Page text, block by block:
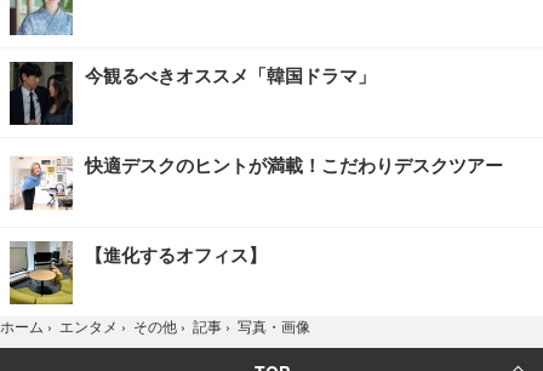
今観るべきオススメ「韓国ドラマ」
快適デスクのヒントが満載！こだわりデスクツアー
【進化するオフィス】
ホーム › エンタメ › その他 › 記事 › 写真・画像